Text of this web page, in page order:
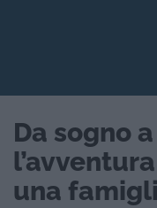
Da sogno
una